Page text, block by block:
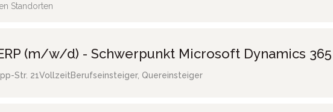
Standorten
(m/w/d) - Schwerpunkt Microsoft Dynamics 365
Str. 21VollzeitBerufseinsteiger, Quereinsteiger